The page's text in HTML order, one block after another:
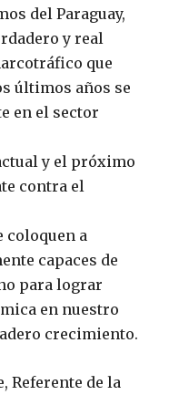
del Paraguay,
y real
que
últimos años se
en el sector
y el próximo
contra el
coloquen a
capaces de
para lograr
en nuestro
crecimiento.
Referente de la